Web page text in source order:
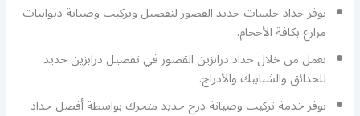
نوفر حداد جلسات حديد القصور لتفصيل وتركيب وصيانة ديوانيات
مزارع بكافة الأحجام.
نعمل من خلال حداد درابزين القصور في تفصيل درابزين حديد
للحدائق والشبابيك والأدراج.
نوفر خدمة تركيب وصيانة درج حديد متحرك بواسطة أفضل حداد